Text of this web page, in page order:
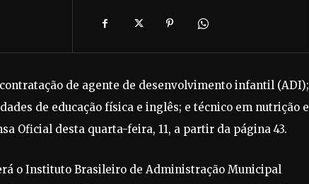
de agente de desenvolvimento infantil (ADI);
de educação física e inglês; e técnico em nutrição e
Oficial desta quarta-feira, 11, a partir da página 43.
o Instituto Brasileiro de Administração Municipal